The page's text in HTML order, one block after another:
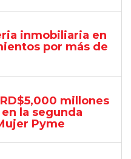
inmobiliaria en
por más de
millones
la segunda
Pyme